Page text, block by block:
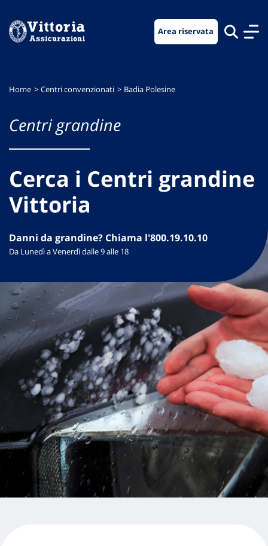
menu
contenuto
footer
Area riservata
Home Centri convenzionati Badia Polesine
Centri grandine
Cerca i Centri grandine
Vittoria
Danni da grandine? Chiama l'800.19.10.10
Da Lunedì a Venerdì dalle 9 alle 18